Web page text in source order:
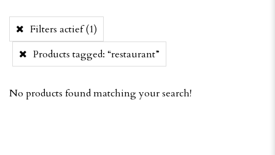
Filters actief(1)
Products tagged: “restaurant”
No products found matching your search!